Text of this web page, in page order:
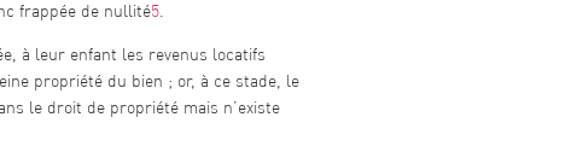
frappée de nullité5.
à leur enfant les revenus locatifs
propriété du bien ; or, à ce stade, le
le droit de propriété mais n’existe